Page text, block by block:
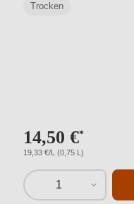
Trocken
14,50 €*
19,33 €/L (0,75 L)
1